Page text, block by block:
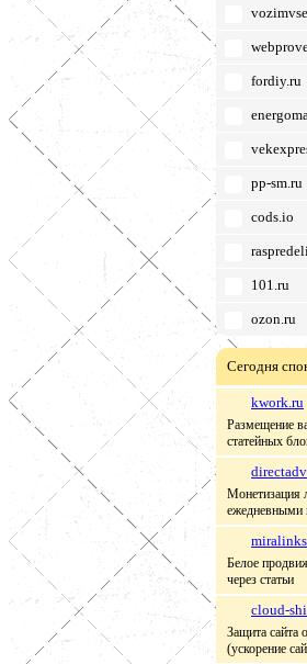
fordiy.ru
pp-sm.ru
cods.io
101.ru
ozon.ru
Сегодня
kwork.ru
Размещение
статейных
Монетизация
ежедневными
Белое
через статьи
cloud-
Защита сайта
(ускорение